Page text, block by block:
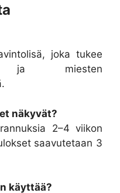
joka tukee
ja miesten
näkyvät?
2–4 viikon
saavutetaan 3
käyttää?